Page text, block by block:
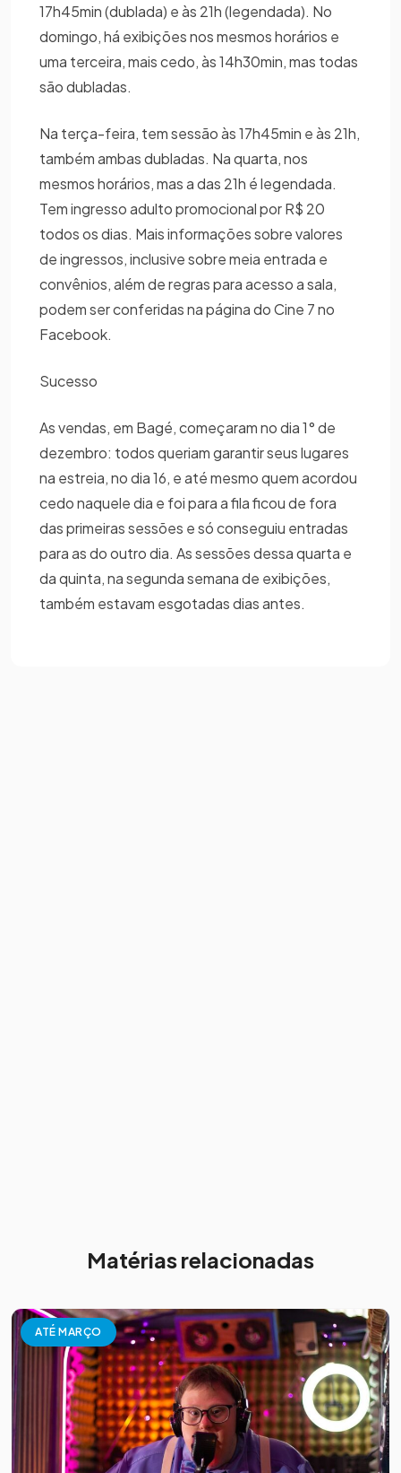
17h45min (dublada) e às 21h (legendada). No
domingo, há exibições nos mesmos horários e
uma terceira, mais cedo, às 14h30min, mas todas
são dubladas.
Na terça-feira, tem sessão às 17h45min e às 21h,
também ambas dubladas. Na quarta, nos
mesmos horários, mas a das 21h é legendada.
Tem ingresso adulto promocional por R$ 20
todos os dias. Mais informações sobre valores
de ingressos, inclusive sobre meia entrada e
convênios, além de regras para acesso a sala,
podem ser conferidas na página do Cine 7 no
Facebook.
Sucesso
As vendas, em Bagé, começaram no dia 1° de
dezembro: todos queriam garantir seus lugares
na estreia, no dia 16, e até mesmo quem acordou
cedo naquele dia e foi para a fila ficou de fora
das primeiras sessões e só conseguiu entradas
para as do outro dia. As sessões dessa quarta e
da quinta, na segunda semana de exibições,
também estavam esgotadas dias antes.
Matérias relacionadas
ATÉ MARÇO